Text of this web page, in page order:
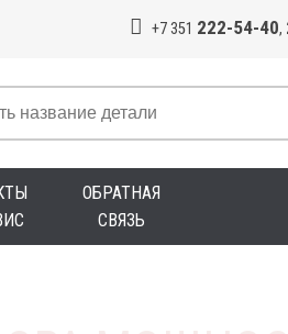
+7 351 222-54-40,
ОБРАТНАЯ
СВЯЗЬ